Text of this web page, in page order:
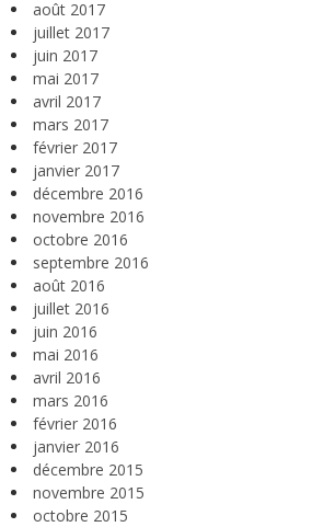
août 2017
juillet 2017
juin 2017
mai 2017
avril 2017
mars 2017
février 2017
janvier 2017
décembre 2016
novembre 2016
octobre 2016
septembre 2016
août 2016
juillet 2016
juin 2016
mai 2016
avril 2016
mars 2016
février 2016
janvier 2016
décembre 2015
novembre 2015
octobre 2015